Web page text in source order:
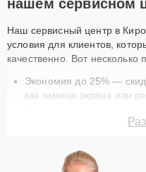
нашем сервисном
Наш сервисный центр в
условия для клиентов,
качественно. Вот несколько
Экономия до 25% —
как замена экрана или
минимум времени
предоставляется
Доставка курьером —